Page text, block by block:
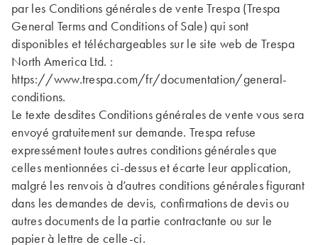
par les Conditions générales de vente Trespa (Trespa
General Terms and Conditions of Sale) qui sont
disponibles et téléchargeables sur le site web de Trespa
North America Ltd. :
https://www.trespa.com/fr/documentation/general-
conditions.
Le texte desdites Conditions générales de vente vous sera
envoyé gratuitement sur demande. Trespa refuse
expressément toutes autres conditions générales que
celles mentionnées ci-dessus et écarte leur application,
malgré les renvois à d’autres conditions générales figurant
dans les demandes de devis, confirmations de devis ou
autres documents de la partie contractante ou sur le
papier à lettre de celle-ci.